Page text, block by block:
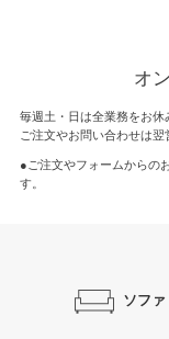
オ
毎週土・日は全業務をお
ご注文やお問い合わせは翌
●ご注文やフォームからの
す。
ソファ